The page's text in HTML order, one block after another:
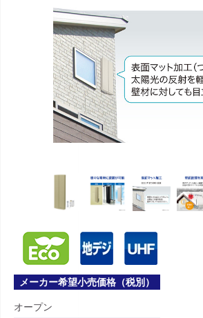
メーカー希望小売価格（税別）
オープン